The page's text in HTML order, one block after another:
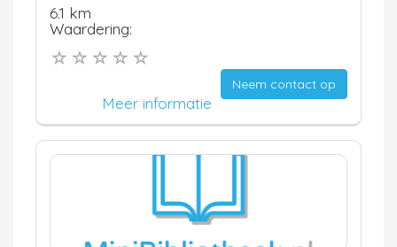
6.1 km
Waardering:
Neem contact op
Meer informatie